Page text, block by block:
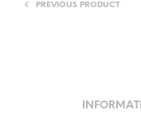
PREVIOUS PRODUCT